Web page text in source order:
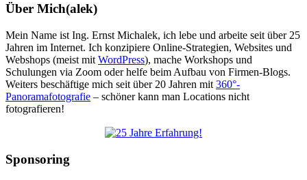
Über Mich(alek)
Mein Name ist Ing. Ernst Michalek, ich lebe und arbeite seit über 25
Jahren im Internet. Ich konzipiere Online-Strategien, Websites und
Webshops (meist mit WordPress), mache Workshops und
Schulungen via Zoom oder helfe beim Aufbau von Firmen-Blogs.
Weiters beschäftige mich seit über 20 Jahren mit 360°-
Panoramafotografie – schöner kann man Locations nicht
fotografieren!
Sponsoring